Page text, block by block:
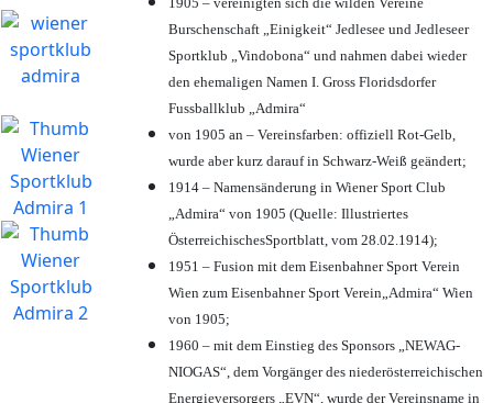
Burschenschaft „Einigkeit“ Jedlesee und Jedleseer
Sportklub „Vindobona“ und nahmen dabei wieder
den ehemaligen Namen I. Gross Floridsdorfer
Fussballklub „Admira“
von 1905 an – Vereinsfarben: offiziell Rot-Gelb,
wurde aber kurz darauf in Schwarz-Weiß geändert;
1914 – Namensänderung in Wiener Sport Club
„Admira“ von 1905 (Quelle: Illustriertes
ÖsterreichischesSportblatt, vom 28.02.1914);
1951 – Fusion mit dem Eisenbahner Sport Verein
Wien zum Eisenbahner Sport Verein„Admira“ Wien
von 1905;
1960 – mit dem Einstieg des Sponsors „NEWAG-
NIOGAS“, dem Vorgänger des niederösterreichischen
Energieversorgers „EVN“, wurde der Vereinsname in